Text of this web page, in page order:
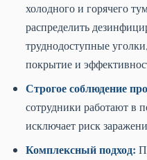
холодного и горячего
распределить
труднодоступные
покрытие и
Строгое соблюдение
сотрудники работают в
исключает риск
Комплексный подход: